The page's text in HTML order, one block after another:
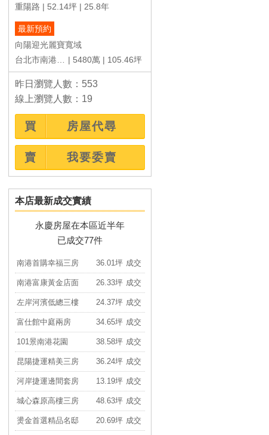
重陽路
52.14坪 25.8年
最新預約
向陽迎光麗寶寬域
5480萬 105.46坪
昨日瀏覽人數：553
線上瀏覽人數：19
買 房屋代尋
賣 我要委賣
本店最新成交實績
永慶房屋在本區近半年
已成交77件
南港富康黃金店面 26.33坪 成交
左岸河濱低總三樓 24.37坪 成交
富仕館中庭兩房 34.65坪 成交
101景南港花園 38.58坪 成交
昆陽捷運精美三房 36.24坪 成交
河岸捷運邊間套房 13.19坪 成交
城心森原高樓三房 48.63坪 成交
燙金首選精品名邸 20.69坪 成交
燙金首選精品名邸 20.69坪 成交